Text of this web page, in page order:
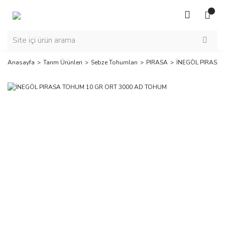
Anasayfa Tarım Ürünleri Sebze Tohumları PIRASA İNEGÖL PIRASA